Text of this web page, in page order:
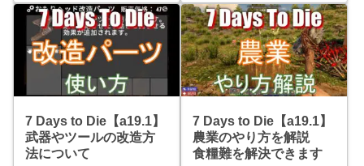
は、農業で使う穴掘り機のこ
とです。7 Days to Dieの世界
では
の記事ではその中のひとつ、
自転車のクラフト方法や使い
方について解説して
7 Days to Die【a19.1】
武器やツールの改造方
法について
7 Days to Die【a19.1】
農業のやり方を解説
食糧難を解決できます